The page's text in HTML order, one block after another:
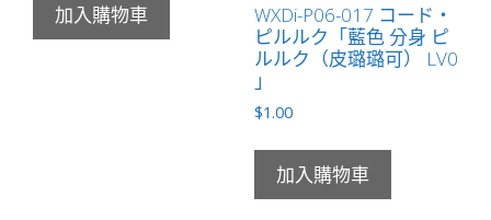
加入購物車
WXDi-P06-017 コード・
ピルルク「藍色 分身 ピ
ルルク（皮璐璐可） LV0
」
$1.00
加入購物車